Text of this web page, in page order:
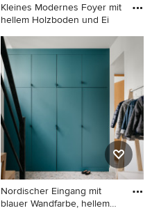
Kleines Modernes Foyer mit
hellem Holzboden und Ei
Kleines Modernes Foyer mit
hellem Holzboden und
Einzeltür in Paris
Nordischer Eingang mit
blauer Wandfarbe, hellem